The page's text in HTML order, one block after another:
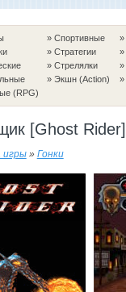
(RPG)
» Спортивные
» Стратегии
» Стрелялки
» Экшн (Action)
»
»
»
»
[Ghost Rider]
игры» Гонки